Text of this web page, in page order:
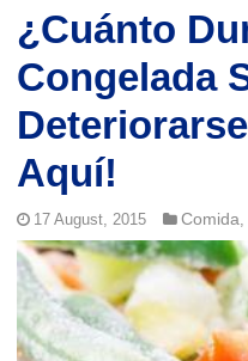
¿Cuánto
Congelada
Aquí!
17 August, 2015 Comida,